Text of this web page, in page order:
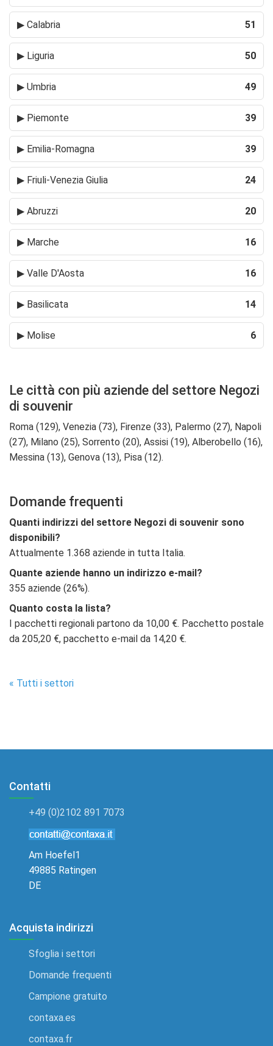
▶ Calabria 51
▶ Liguria 50
▶ Umbria 49
▶ Piemonte 39
▶ Emilia-Romagna 39
▶ Friuli-Venezia Giulia 24
▶ Abruzzi 20
▶ Marche 16
▶ Valle D'Aosta 16
▶ Basilicata 14
▶ Molise 6
Le città con più aziende del settore Negozi
di souvenir
Roma (129), Venezia (73), Firenze (33), Palermo (27), Napoli
(27), Milano (25), Sorrento (20), Assisi (19), Alberobello (16),
Messina (13), Genova (13), Pisa (12).
Domande frequenti
Quanti indirizzi del settore Negozi di souvenir sono
disponibili?
Attualmente 1.368 aziende in tutta Italia.
Quante aziende hanno un indirizzo e-mail?
355 aziende (26%).
Quanto costa la lista?
I pacchetti regionali partono da 10,00 €. Pacchetto postale
da 205,20 €, pacchetto e-mail da 14,20 €.
« Tutti i settori
Contatti
+49 (0)2102 891 7073
Am Hoefel1
49885 Ratingen
DE
Acquista indirizzi
Sfoglia i settori
Domande frequenti
Campione gratuito
contaxa.es
contaxa.fr